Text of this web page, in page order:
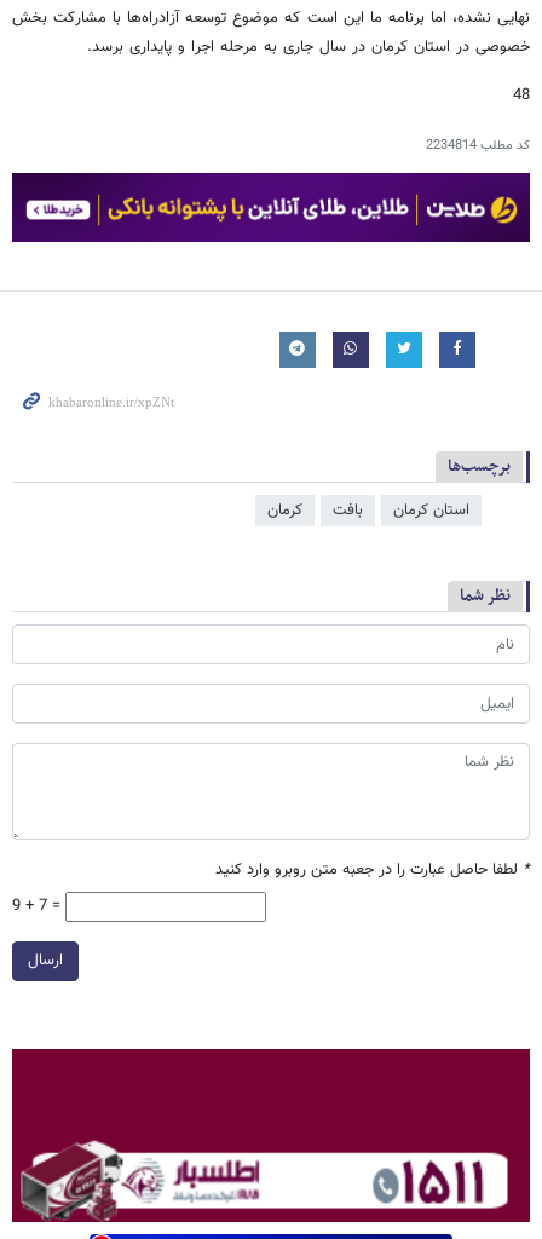
نهایی نشده، اما برنامه ما این است که موضوع توسعه آزادراه‌ها با مشارکت بخش
خصوصی در استان کرمان در سال جاری به مرحله اجرا و پایداری برسد.
48
کد مطلب2234814
برچسب‌ها
استان کرمان بافت کرمان
نظر شما
* لطفا حاصل عبارت را در جعبه متن روبرو وارد کنید
9 + 7 =
ارسال